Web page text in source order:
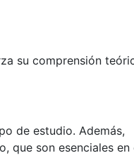
su comprensión
de estudio. Además,
que son esenciales